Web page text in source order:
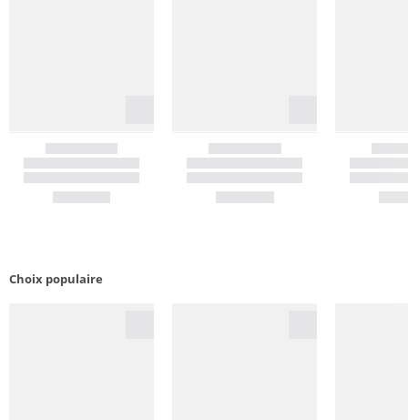
Choix populaire